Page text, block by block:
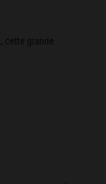
cette grande